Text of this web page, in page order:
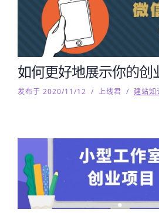
如何更好地展示你的创
发布于 2020/11/12 / 上线君 / 建站知